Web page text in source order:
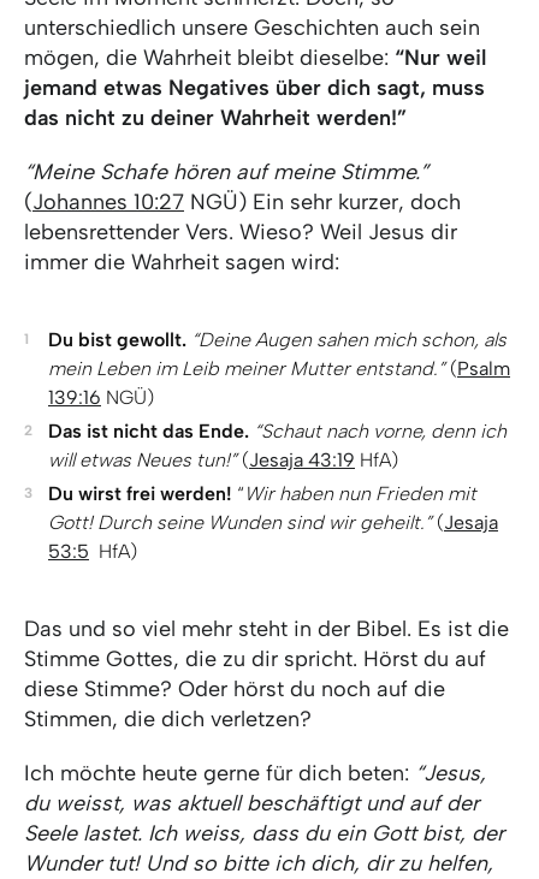
unterschiedlich unsere Geschichten auch sein
mögen, die Wahrheit bleibt dieselbe: “Nur weil
jemand etwas Negatives über dich sagt, muss
das nicht zu deiner Wahrheit werden!”
“Meine Schafe hören auf meine Stimme.”
(Johannes 10:27 NGÜ) Ein sehr kurzer, doch
lebensrettender Vers. Wieso? Weil Jesus dir
immer die Wahrheit sagen wird:
Du bist gewollt. “Deine Augen sahen mich schon, als
mein Leben im Leib meiner Mutter entstand.”(Psalm
139:16 NGÜ)
Das ist nicht das Ende. “Schaut nach vorne, denn ich
will etwas Neues tun!”(Jesaja 43:19 HfA)
Du wirst frei werden! “ Wir haben nun Frieden mit
Gott! Durch seine Wunden sind wir geheilt.”(Jesaja
53:5 HfA)
Das und so viel mehr steht in der Bibel. Es ist die
Stimme Gottes, die zu dir spricht. Hörst du auf
diese Stimme? Oder hörst du noch auf die
Stimmen, die dich verletzen?
Ich möchte heute gerne für dich beten: “Jesus,
du weisst, was aktuell beschäftigt und auf der
Seele lastet. Ich weiss, dass du ein Gott bist, der
Wunder tut! Und so bitte ich dich, dir zu helfen,